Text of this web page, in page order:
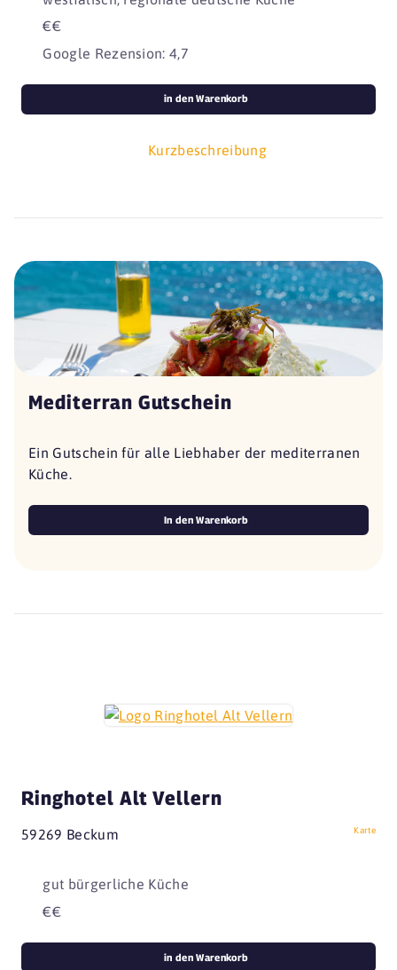
€€
Google Rezension: 4,7
Kurzbeschreibung
in den Warenkorb
Mediterran Gutschein
Ein Gutschein für alle Liebhaber der mediterranen
Küche.
In den Warenkorb
Ringhotel Alt Vellern
59269 Beckum Karte
gut bürgerliche Küche
€€
in den Warenkorb